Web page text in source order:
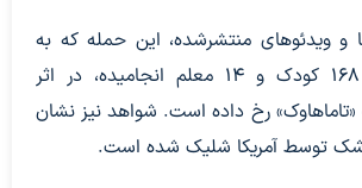
و ویدئوهای منتشرشده، این حمله که به
شهادت دست‌کم ۱۶۸ کودک و ۱۴ معلم انجامیده، در اثر
رخ داده است. شواهد نیز نشان
توسط آمریکا شلیک شده است.